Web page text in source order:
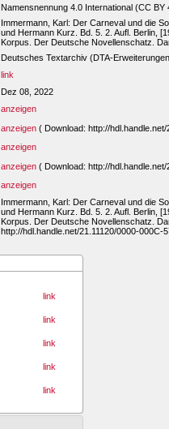
Namensnennung 4.0 International (CC BY
Immermann, Karl: Der Carneval und die
und Hermann Kurz. Bd. 5. 2. Aufl. Berlin,
Korpus. Der Deutsche Novellenschatz.
Deutsches Textarchiv (DTA-
link
Dez 08, 2022
anzeigen
anzeigen ( Download: http://
anzeigen
anzeigen ( Download: http://
anzeigen
Immermann, Karl: Der Carneval und die
und Hermann Kurz. Bd. 5. 2. Aufl. Berlin,
Korpus. Der Deutsche Novellenschatz.
http://hdl.handle.net/21.11120/0000-000C-
link
link
link
link
link